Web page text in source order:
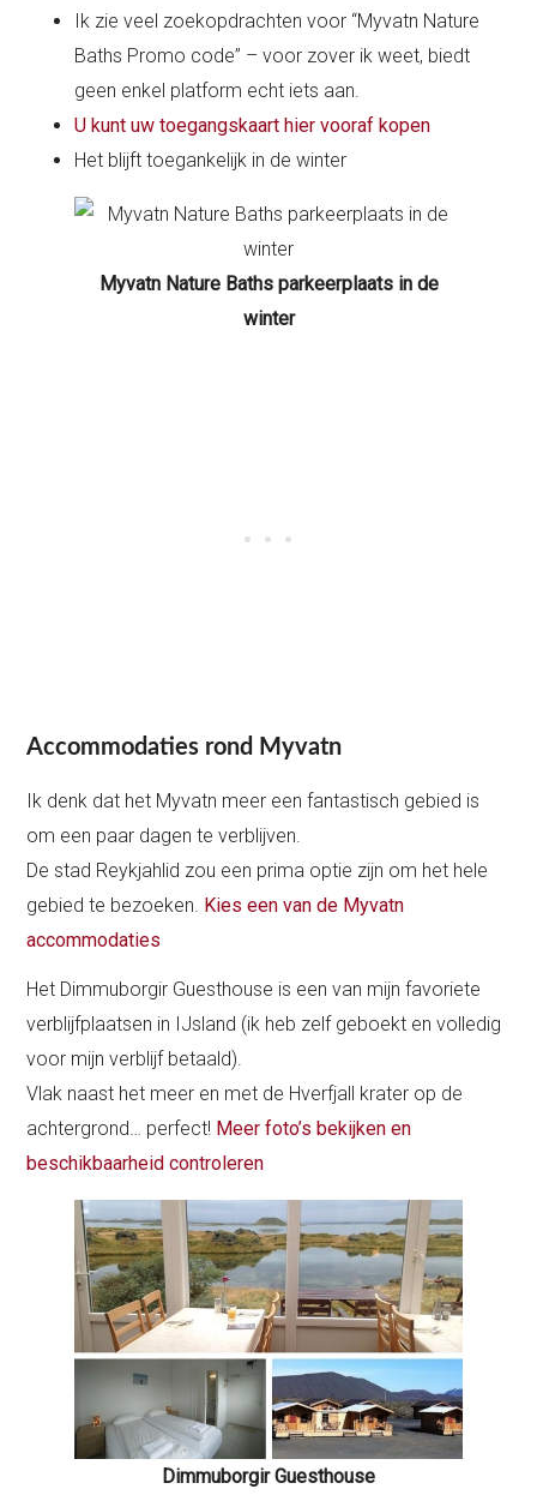
Ik zie veel zoekopdrachten voor “Myvatn Nature
Baths Promo code” – voor zover ik weet, biedt
geen enkel platform echt iets aan.
U kunt uw toegangskaart hier vooraf kopen
Het blijft toegankelijk in de winter
Myvatn Nature Baths parkeerplaats in de
winter
Accommodaties rond Myvatn
Ik denk dat het Myvatn meer een fantastisch gebied is
om een paar dagen te verblijven.
De stad Reykjahlid zou een prima optie zijn om het hele
gebied te bezoeken. Kies een van de Myvatn
accommodaties
Het Dimmuborgir Guesthouse is een van mijn favoriete
verblijfplaatsen in IJsland (ik heb zelf geboekt en volledig
voor mijn verblijf betaald).
Vlak naast het meer en met de Hverfjall krater op de
achtergrond… perfect! Meer foto’s bekijken en
beschikbaarheid controleren
Dimmuborgir Guesthouse